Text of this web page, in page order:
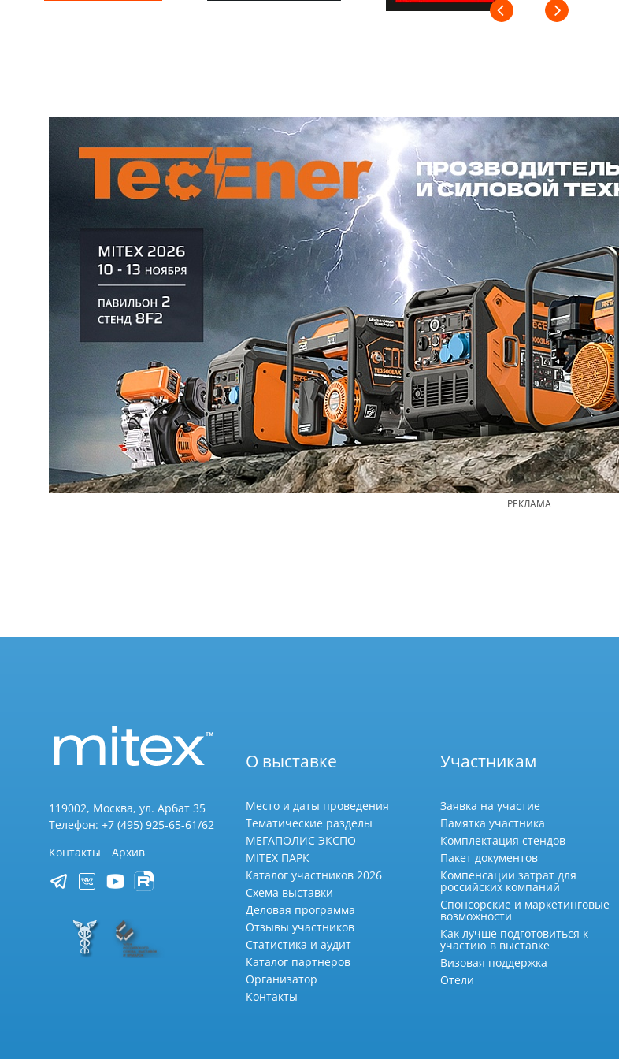
РЕКЛАМА
119002, Москва, ул. Арбат 35
Телефон: +7 (495) 925-65-61/62
Контакты
Архив
О выставке
Место и даты проведения
Тематические разделы
МЕГАПОЛИС ЭКСПО
MITEX ПАРК
Каталог участников 2026
Схема выставки
Деловая программа
Отзывы участников
Статистика и аудит
Каталог партнеров
Организатор
Контакты
Участникам
Заявка на участие
Памятка участника
Комплектация стендов
Пакет документов
Компенсации затрат для
российских компаний
Спонсорские и маркетинговые
возможности
Как лучше подготовиться к
участию в выставке
Визовая поддержка
Отели